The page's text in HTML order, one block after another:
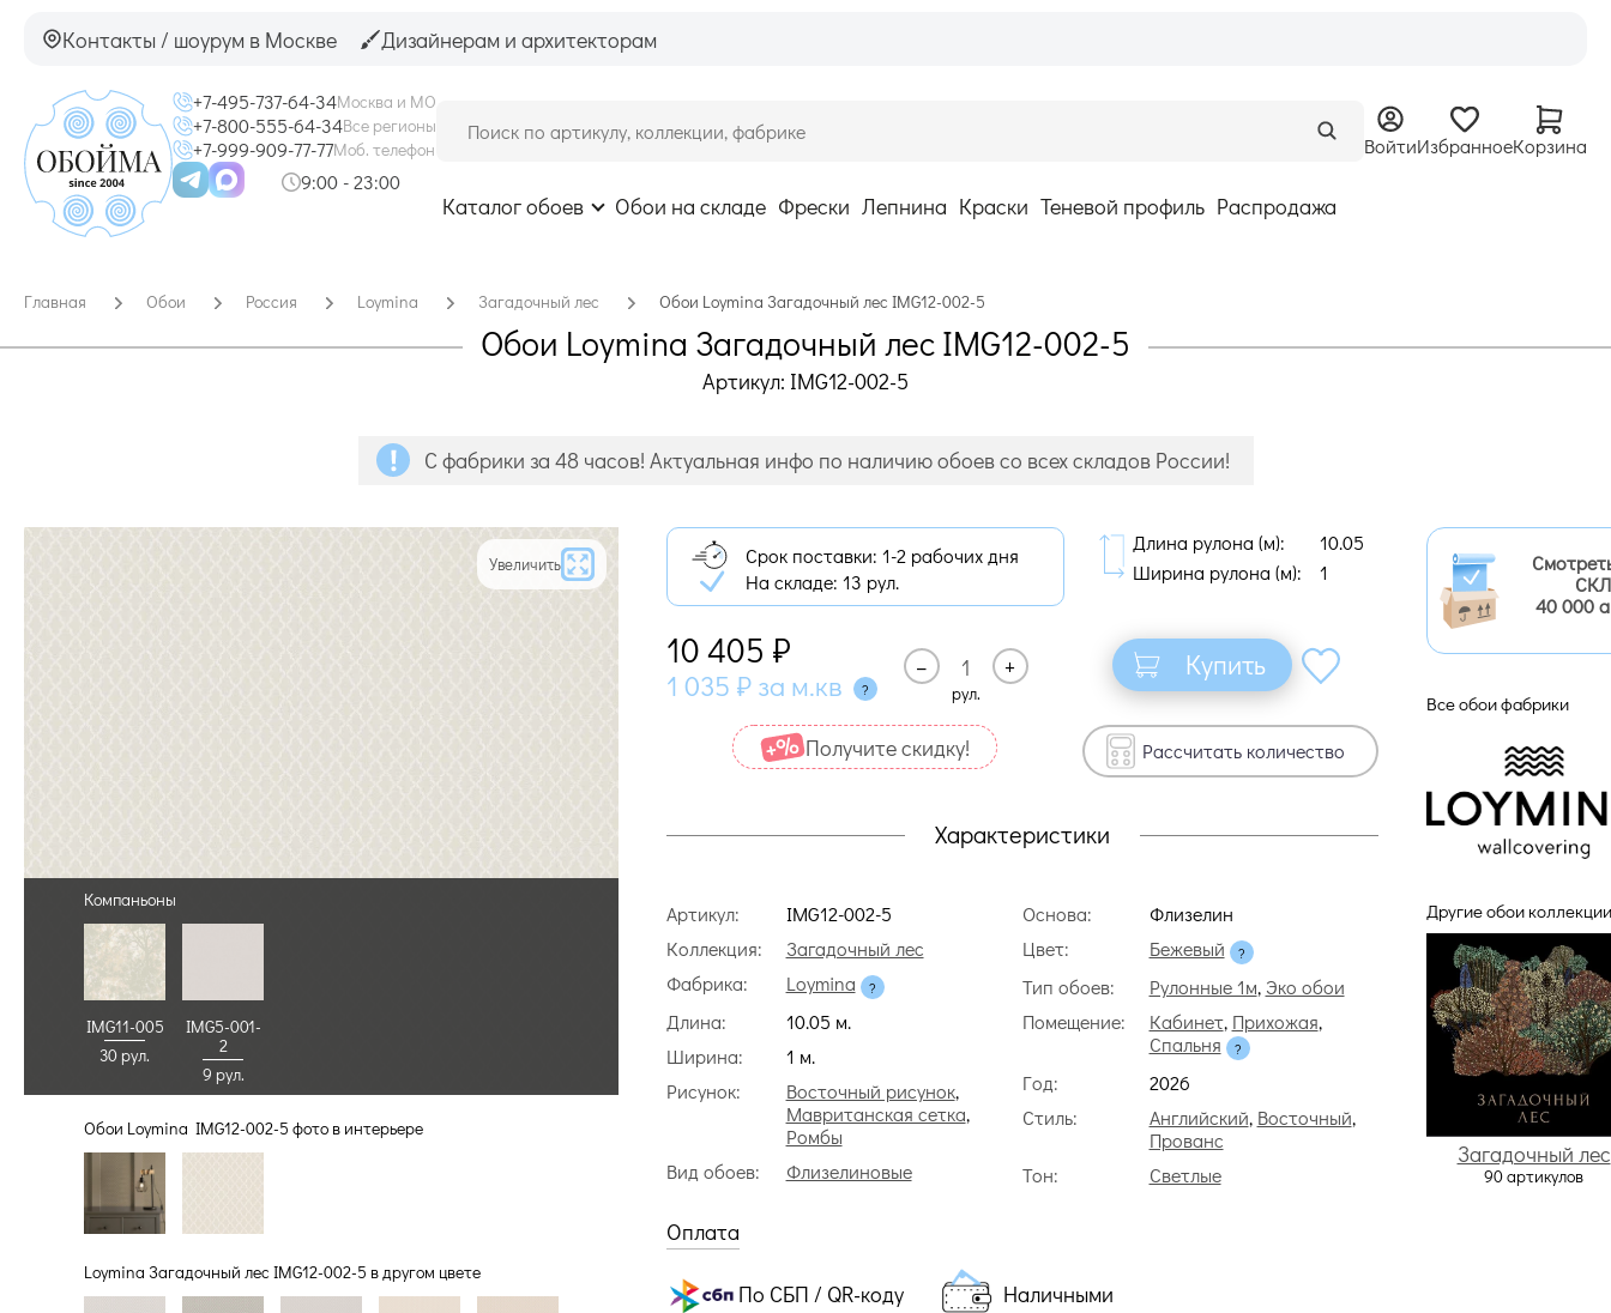
Контакты / шоурум в Москве Дизайнерам и архитекторам
+7-495-737-64-34Москва и МО
+7-800-555-64-34Все регионы
+7-999-909-77-77Моб. телефон
9:00 - 23:00
ВойтиИзбранноеКорзина
Каталог обоев Обои на складе Фрески Лепнина Краски Теневой профиль Распродажа
Главная Обои Россия Loymina Загадочный лес Обои Loymina Загадочный лес IMG12-002-5
Обои Loymina Загадочный лес IMG12-002-5
Артикул: IMG12-002-5
С фабрики за 48 часов! Актуальная инфо по наличию обоев со всех складов России!
Увеличить
Компаньоны
IMG11-005
30 рул.
IMG5-001-
2
9 рул.
Обои Loymina IMG12-002-5 фото в интерьере
Loymina Загадочный лес IMG12-002-5 в другом цвете
Срок поставки: 1-2 рабочих дня
На складе: 13 рул.
Длина рулона (м):
10.05
Ширина рулона (м):
1
10 405 ₽
1 035 ₽ за м.кв
–
рул.
+ Купить
Получите cкидку! Рассчитать количество
Характеристики
Артикул:
IMG12-002-5
Коллекция:
Загадочный лес
Фабрика:
Loymina
Длина:
10.05 м.
Ширина:
1 м.
Рисунок:
Восточный рисунок,
Мавританская сетка,
Ромбы
Вид обоев:
Флизелиновые
Основа:
Флизелин
Цвет:
Бежевый
Тип обоев:
Рулонные 1м, Эко обои
Помещение:
Кабинет, Прихожая,
Спальня
Год:
2026
Стиль:
Английский, Восточный,
Прованс
Тон:
Светлые
Оплата
По СБП / QR-коду Наличными
40 000
Все обои фабрики
Другие обои
Загадочный лес
90 артикулов